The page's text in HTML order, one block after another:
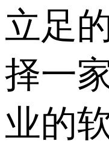
立足
择一
业的